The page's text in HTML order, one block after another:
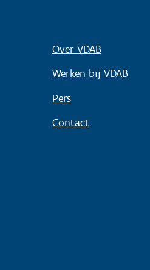
Over VDAB
Werken bij VDAB
Pers
Contact